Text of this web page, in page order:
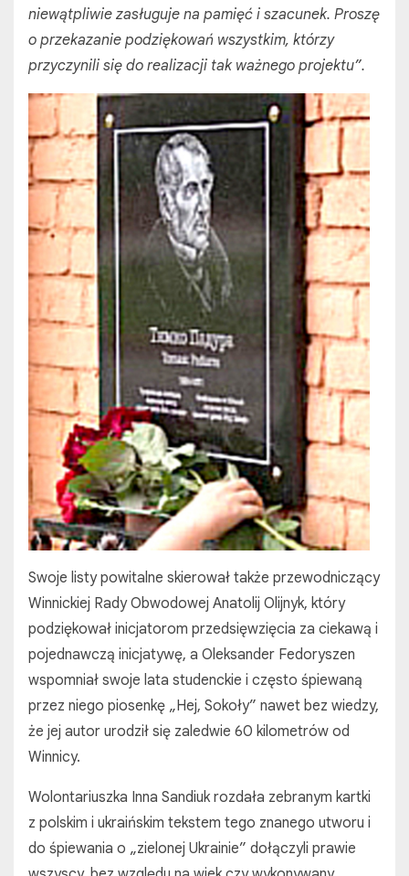
niewątpliwie zasługuje na pamięć i szacunek. Proszę
o przekazanie podziękowań wszystkim, którzy
przyczynili się do realizacji tak ważnego projektu”.
Swoje listy powitalne skierował także przewodniczący
Winnickiej Rady Obwodowej Anatolij Olijnyk, który
podziękował inicjatorom przedsięwzięcia za ciekawą i
pojednawczą inicjatywę, a Oleksander Fedoryszen
wspomniał swoje lata studenckie i często śpiewaną
przez niego piosenkę „Hej, Sokoły” nawet bez wiedzy,
że jej autor urodził się zaledwie 60 kilometrów od
Winnicy.
Wolontariuszka Inna Sandiuk rozdała zebranym kartki
z polskim i ukraińskim tekstem tego znanego utworu i
do śpiewania o „zielonej Ukrainie” dołączyli prawie